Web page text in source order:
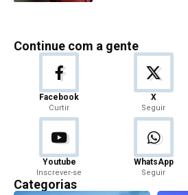
Continue com a gente
Facebook
Curtir
X
Seguir
Youtube
Inscrever-se
WhatsApp
Seguir
Categorias